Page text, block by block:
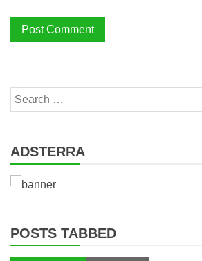
Search
for:
ADSTERRA
POSTS TABBED